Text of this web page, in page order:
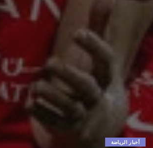
أخبار الرياضة